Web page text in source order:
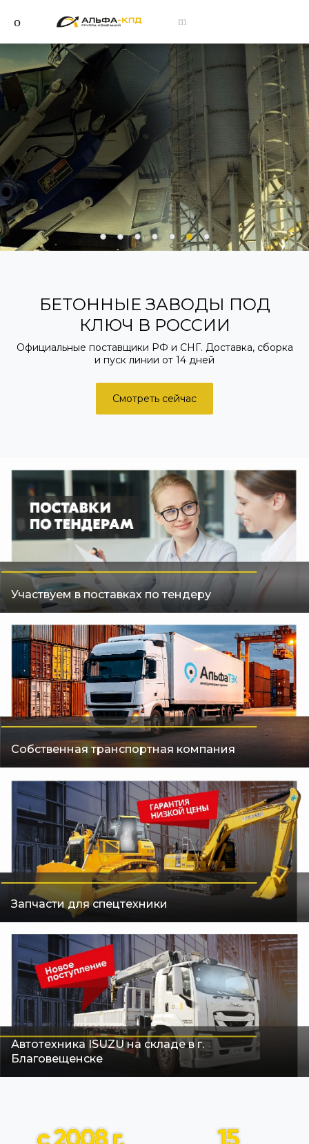
БУРИЛЬНЫЕ ТРУБЫ И
ИНСТРУМЕНТ
С экономией до 20%
Международные стандарты. Поставки от 5 дней
Узнать подробнее
Участвуем в поставках по тендеру
Собственная транспортная компания
Запчасти для спецтехники
Автотехника ISUZU на складе в г.
Благовещенске